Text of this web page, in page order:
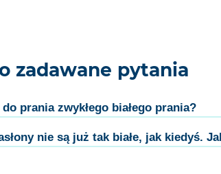
zadawane pytania
prania zwykłego białego prania?
nie są już tak białe, jak kiedyś.